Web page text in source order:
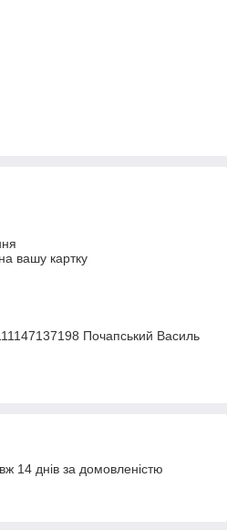
вашу картку
Почапський Василь
14 днів за домовленістю